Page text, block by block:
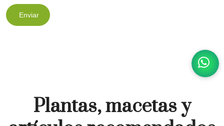
Enviar
Plantas, macetas y